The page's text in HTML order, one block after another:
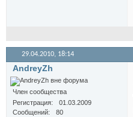
29.04.2010, 18:14
AndreyZh
Член сообщества
Регистрация
01.03.2009
Сообщений
80